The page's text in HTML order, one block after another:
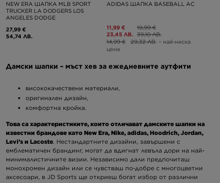
NEW ERA ШАПКА MLB SPORT
TRUCKER LA DODGERS LOS
ANGELES DODGE
27,99 €
54,74 ЛВ.
ADIDAS ШАПКА BASEBALL AC
11,99 €
23,45 ЛВ.
19,99 €
39,10 ЛВ.
14,99 €
29,32 ЛВ. – най-ниска
цена
Дамски шапки – мъст хев за ежедневните аутфити
висококачествени материали,
оригинален дизайн,
комфортна кройка.
Това са характеристиките, които отличават дамските шапки на
известни брандове като New Era, Nike, adidas, Hoodrich, Jordan,
Levi's и Lacoste. Нестандартните дизайни, завършени с
емблематичен брандинг, могат да вдигнат левъла дори на най-
минималистичните визии. Независимо дали предпочиташ
монохромен дизайн или се чувстваш по-добре с многоцветни
аксесоари, в JD Sports ще откриеш богат избор от различни